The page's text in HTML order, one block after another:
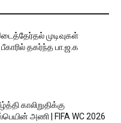
முடிவுகள்
தகர்ந்த பா.ஜ.க
காலிறுதிக்கு
அணி | FIFA WC 2026